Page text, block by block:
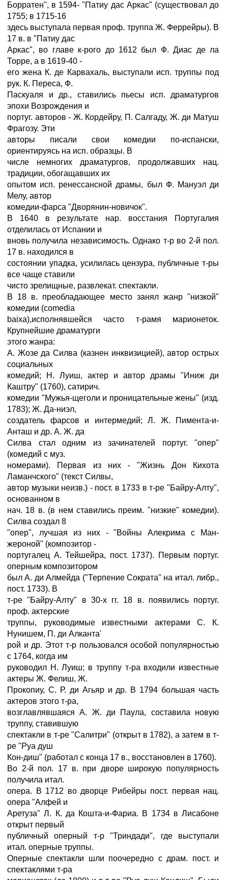
Борратен", в 1594- "Патиу дас Аркас" (существовал до
1755; в 1715-16
здесь выступала первая проф. труппа Ж. Феррейры). В
17 в. в "Патиу дас
Аркас", во главе к-рого до 1612 был Ф. Диас де ла
Торре, а в 1619-40 -
его жена К. де Карвахаль, выступали исп. труппы под
рук. К. Переса, Ф.
Паскуаля и др., ставились пьесы исп. драматургов
эпохи Возрождения и
португ. авторов - Ж. Кордейру, П. Салгаду, Ж. ди Матуш
Фрагозу. Эти
авторы писали свои комедии по-испански,
ориентируясь на исп. образцы. В
числе немногих драматургов, продолжавших нац.
традиции, обогащавших их
опытом исп. ренессансной драмы, был Ф. Мануэл ди
Мелу, автор
комедии-фарса "Дворянин-новичок".
В 1640 в результате нар. восстания Португалия
отделилась от Испании и
вновь получила независимость. Однако т-р во 2-й пол.
17 в. находился в
состоянии упадка, усилилась цензура, публичные т-ры
все чаще ставили
чисто зрелищные, развлекат. спектакли.
В 18 в. преобладающее место занял жанр "низкой"
комедии (comedia
baixa),исполнявшейся часто т-рамя марионеток.
Крупнейшие драматурги
этого жанра:
А. Жозе да Силва (казнен инквизицией), автор острых
социальных
комедий; Н. Луиш, актер и автор драмы "Иниж ди
Каштру" (1760), сатирич.
комедии "Мужья-щеголи и проницательные жены" (изд.
1783); Ж. Да-ниэл,
создатель фарсов и интермедий; Л. Ж. Пимента-и-
Анташ и др. А. Ж. да
Силва стал одним из зачинателей португ. "опер"
(комедий с муз.
номерами). Первая из них - "Жизнь Дон Кихота
Ламанчского" (текст Силвы,
автор музыки неизв.) - пост. в 1733 в т-ре "Байру-Алту",
основанном в
нач. 18 в. (в нем ставились преим. "низкие" комедии).
Силва создал 8
"опер", лучшая из них - "Войны Алекрима с Ман-
жероной" (композитор -
португалец А. Тейшейра, пост. 1737). Первым португ.
оперным композитором
был А. ди Алмейда ("Терпение Сократа" на итал. либр.,
пост. 1733). В
т-ре "Байру-Алту" в 30-х гг. 18 в. появились португ.
проф. актерские
труппы, руководимые известными актерами С. К.
Нунишем, П. ди Алканта'
рой и др. Этот т-р пользовался особой популярностью
с 1764, когда им
руководил Н. Луиш; в труппу т-ра входили известные
актеры Ж. Фелиш, Ж.
Прокопиу, С. Р. ди Агьяр и др. В 1794 большая часть
актеров этого т-ра,
возглавлявшаяся А. Ж. ди Паула, составила новую
труппу, ставившую
спектакли в т-ре "Салитри" (открыт в 1782), а затем в т-
ре "Руа душ
Кон-диш" (работал с конца 17 в., восстановлен в 1760).
Во 2-й пол. 17 в. при дворе широкую популярность
получила итал.
опера. В 1712 во дворце Рибейры пост. первая нац.
опера "Алфей и
Аретуза" Л. К. да Кошта-и-Фариа. В 1734 в Лисабоне
открыт первый
публичный оперный т-р "Триндади", где выступали
итал. оперные труппы.
Оперные спектакли шли поочередно с драм. пост. и
спектаклями т-ра